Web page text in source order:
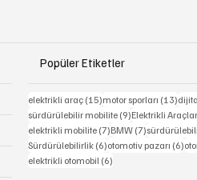
Popüler Etiketler
elektrikli araç (15)15 yazı
motor sporları (13)13
sürdürülebilir mobilite (9)9 yazı
Elektrikli Araçlar
elektrikli mobilite (7)7 yazı
BMW (7)7 yazı
Sürdürülebilirlik (6)6 yazı
otomotiv pazarı (6)6
elektrikli otomobil (6)6 yazı